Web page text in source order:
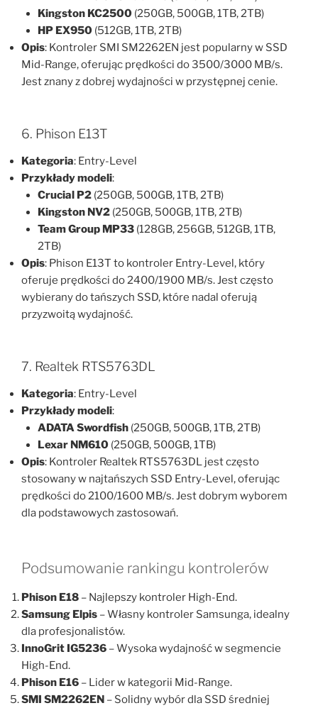
Kingston KC2500(250GB, 500GB, 1TB, 2TB)
HP EX950(512GB, 1TB, 2TB)
Opis: Kontroler SMI SM2262EN jest popularny w SSD
Mid-Range, oferując prędkości do 3500/3000 MB/s.
Jest znany z dobrej wydajności w przystępnej cenie.
6. Phison E13T
Kategoria: Entry-Level
Przykłady modeli:
Crucial P2(250GB, 500GB, 1TB, 2TB)
Kingston NV2(250GB, 500GB, 1TB, 2TB)
Team Group MP33(128GB, 256GB, 512GB, 1TB,
2TB)
Opis: Phison E13T to kontroler Entry-Level, który
oferuje prędkości do 2400/1900 MB/s. Jest często
wybierany do tańszych SSD, które nadal oferują
przyzwoitą wydajność.
7. Realtek RTS5763DL
Kategoria: Entry-Level
Przykłady modeli:
ADATA Swordfish(250GB, 500GB, 1TB, 2TB)
Lexar NM610(250GB, 500GB, 1TB)
Opis: Kontroler Realtek RTS5763DL jest często
stosowany w najtańszych SSD Entry-Level, oferując
prędkości do 2100/1600 MB/s. Jest dobrym wyborem
dla podstawowych zastosowań.
Podsumowanie rankingu kontrolerów
Phison E18 – Najlepszy kontroler High-End.
Samsung Elpis – Własny kontroler Samsunga, idealny
dla profesjonalistów.
InnoGrit IG5236 – Wysoka wydajność w segmencie
High-End.
Phison E16 – Lider w kategorii Mid-Range.
SMI SM2262EN – Solidny wybór dla SSD średniej